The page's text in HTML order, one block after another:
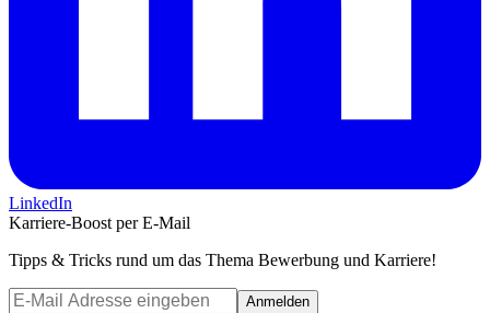
LinkedIn
Karriere-Boost per E-Mail
Tipps & Tricks rund um das Thema Bewerbung und Karriere!
Anmelden